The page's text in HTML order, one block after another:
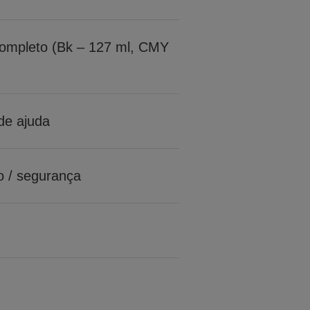
(Bk – 127 ml, CMY
ajuda
/ segurança